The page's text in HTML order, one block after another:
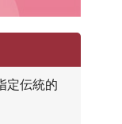
定伝統的